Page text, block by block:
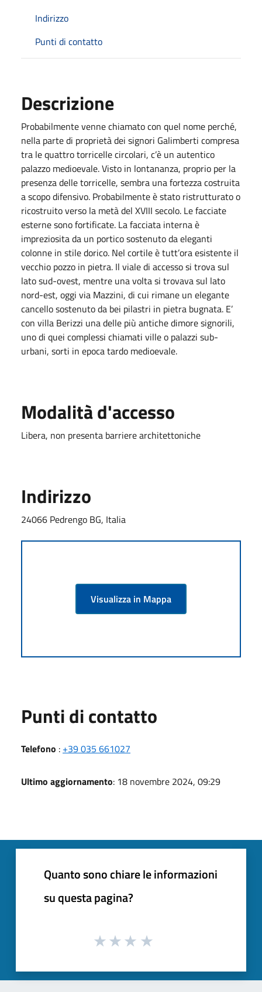
Indirizzo
Punti di contatto
Descrizione
Probabilmente venne chiamato con quel nome perché,
nella parte di proprietà dei signori Galimberti compresa
tra le quattro torricelle circolari, c’è un autentico
palazzo medioevale. Visto in lontananza, proprio per la
presenza delle torricelle, sembra una fortezza costruita
a scopo difensivo. Probabilmente è stato ristrutturato o
ricostruito verso la metà del XVIII secolo. Le facciate
esterne sono fortificate. La facciata interna è
impreziosita da un portico sostenuto da eleganti
colonne in stile dorico. Nel cortile è tutt’ora esistente il
vecchio pozzo in pietra. Il viale di accesso si trova sul
lato sud-ovest, mentre una volta si trovava sul lato
nord-est, oggi via Mazzini, di cui rimane un elegante
cancello sostenuto da bei pilastri in pietra bugnata. E’
con villa Berizzi una delle più antiche dimore signorili,
uno di quei complessi chiamati ville o palazzi sub-
urbani, sorti in epoca tardo medioevale.
Modalità d'accesso
Libera, non presenta barriere architettoniche
Indirizzo
24066 Pedrengo BG, Italia
Visualizza in Mappa
Punti di contatto
Telefono : +39 035 661027
Ultimo aggiornamento: 18 novembre 2024, 09:29
Quanto sono chiare le informazioni
su questa pagina?